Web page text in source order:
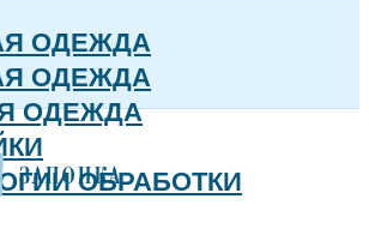
ОДЕЖДА
ОДЕЖДА
ОДЕЖДА
ОБРАБОТКИ